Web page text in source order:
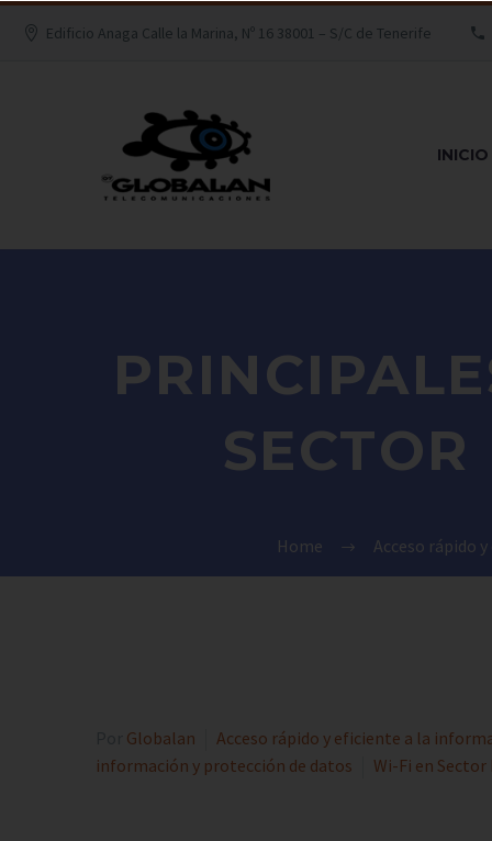
Edificio Anaga Calle la Marina, Nº 16 38001 – S/C de Tenerife
INICIO
Home Acceso rápido
Globalan Acceso rápido y eficiente a la
información y protección de datos
Wi-Fi en